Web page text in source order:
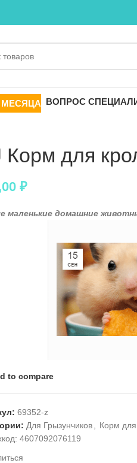
ВОПРОС
Корм для
₽
маленькие домашние
to compare
69352-z
Для Грызунчиков
Корм для
4607092076119